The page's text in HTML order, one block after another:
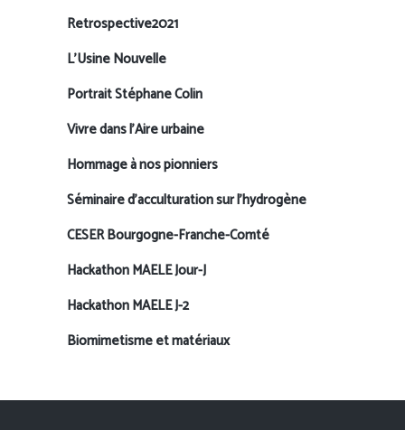
Retrospective2021
L’Usine Nouvelle
Portrait Stéphane Colin
Vivre dans l’Aire urbaine
Hommage à nos pionniers
Séminaire d’acculturation sur l’hydrogène
CESER Bourgogne-Franche-Comté
Hackathon MAELE Jour-J
Hackathon MAELE J-2
Biomimetisme et matériaux